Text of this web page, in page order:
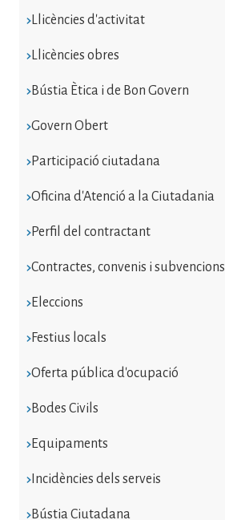
Llicències d'activitat
Llicències obres
Bústia Ètica i de Bon Govern
Govern Obert
Participació ciutadana
Oficina d'Atenció a la Ciutadania
Perfil del contractant
Contractes, convenis i subvencions
Eleccions
Festius locals
Oferta pública d'ocupació
Bodes Civils
Equipaments
Incidències dels serveis
Bústia Ciutadana